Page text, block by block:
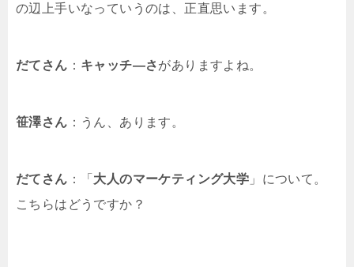
の辺上手いなっていうのは、正直思います。
だてさん ： キャッチ―さがありますよね。
笹澤さん ：うん、あります。
だてさん ：「 大人のマーケティング大学 」について。
こちらはどうですか？